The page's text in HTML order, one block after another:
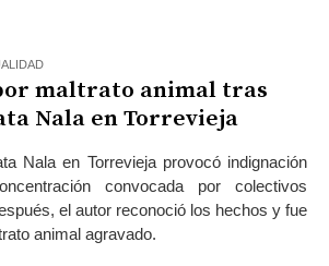
maltrato animal tras
Nala en Torrevieja
Nala en Torrevieja provocó indignación
convocada por colectivos
el autor reconoció los hechos y fue
animal agravado.